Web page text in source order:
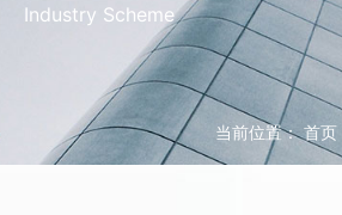
Industry Scheme
当前位置：首页